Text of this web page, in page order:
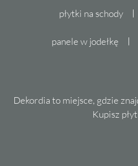
płytki na schody
panele w jodełkę
Dekordia to miejsce, gdzie
Kupisz